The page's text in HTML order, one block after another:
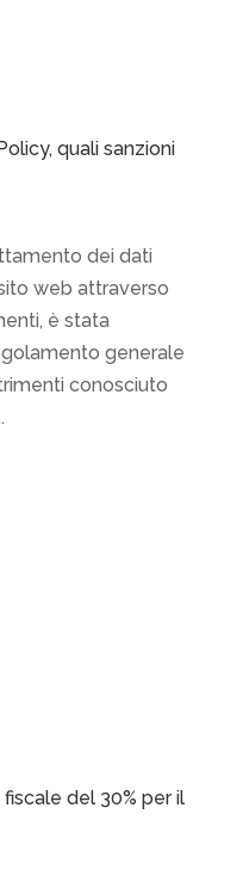
quali sanzioni
dei dati
web attraverso
è stata
generale
conosciuto
del 30% per il